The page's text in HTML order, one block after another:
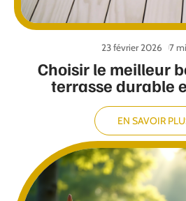
Choisir le meilleur
terrasse durable
23 février 2026 7
EN SAVOIR